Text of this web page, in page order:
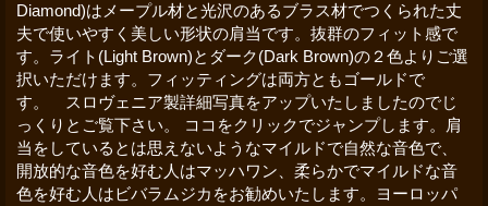
Diamond)はメープル材と光沢のあるブラス材でつくられた丈
夫で使いやすく美しい形状の肩当です。抜群のフィット感で
す。ライト(Light Brown)とダーク(Dark Brown)の２色よりご選
択いただけます。フィッティングは両方ともゴールドで
す。 スロヴェニア製詳細写真をアップいたしましたのでじ
っくりとご覧下さい。 ココをクリックでジャンプします。肩
当をしているとは思えないようなマイルドで自然な音色で、
開放的な音色を好む人はマッハワン、柔らかでマイルドな音
色を好む人はビバラムジカをお勧めいたします。ヨーロッパ